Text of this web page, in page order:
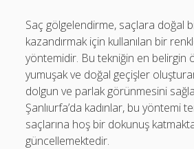
Saç gölgelendirme, saçlara doğal
kazandırmak için kullanılan bir
yöntemidir. Bu tekniğin en belirgin
yumuşak ve doğal geçişler
dolgun ve parlak görünmesini
Şanlıurfa’da kadınlar, bu yöntemi
saçlarına hoş bir dokunuş
güncellemektedir.